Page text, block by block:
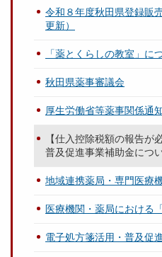
令和８年度秋田県登録販
更新）
「薬とくらしの教室」に
秋田県薬事審議会
厚生労働省等薬事関係通
【仕入控除税額の報告が
普及促進事業補助金につ
地域連携薬局・専門医療
医療機関・薬局における
電子処方箋活用・普及促